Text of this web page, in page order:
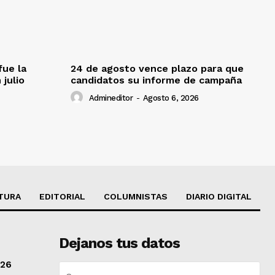
la
julio
24 de agosto vence plazo para que
candidatos su informe de campaña
Admineditor - Agosto 6, 2026
EDITORIAL COLUMNISTAS DIARIO DIGITAL
Dejanos tus datos